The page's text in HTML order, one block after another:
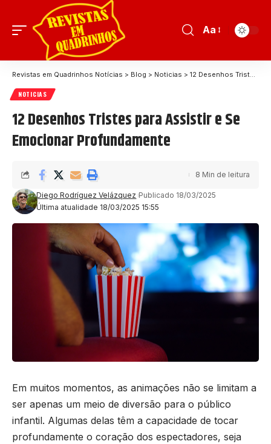
Aa
Revistas em Quadrinhos Notícias > Blog > Noticias > 12 Desenhos Tristes para Assistir e Se Emocionar Profundamente
NOTICIAS
12 Desenhos Tristes para Assistir e Se
Emocionar Profundamente
Última atualidade 18/03/2025 15:55
Diego Rodríguez Velázquez Publicado 18/03/2025
8 Min de leitura
Em muitos momentos, as animações não se limitam a
ser apenas um meio de diversão para o público
infantil. Algumas delas têm a capacidade de tocar
profundamente o coração dos espectadores, seja